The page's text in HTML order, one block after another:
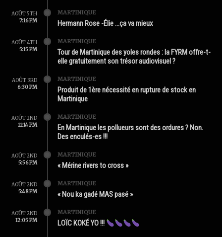
AOÛT 5TH
7:16 PM
MARTINIQUE
Hermann Rose -Élie …ça va mieux
AOÛT 4TH
5:15 PM
MARTINIQUE
Tour de Martinique des yoles rondes : la FYRM offre-t-
elle gratuitement son trésor audiovisuel ?
AOÛT 3RD
6:30 PM
MARTINIQUE
Produit de 1ère nécessité en rupture de stock en
Martinique
AOÛT 2ND
11:14 PM
MARTINIQUE
En Martinique les pollueurs sont des ordures ? Non.
Des enculés-es !!!
AOÛT 2ND
5:56 PM
MARTINIQUE
« Mérine rivers to cross »
AOÛT 2ND
5:48 PM
MARTINIQUE
« Nou ka gadé MAS pasé »
AOÛT 2ND
12:05 PM
MARTINIQUE
LOÏC KOKÉ YO !!!